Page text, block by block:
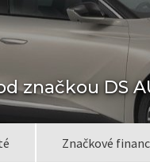
značkou DS
Značkové